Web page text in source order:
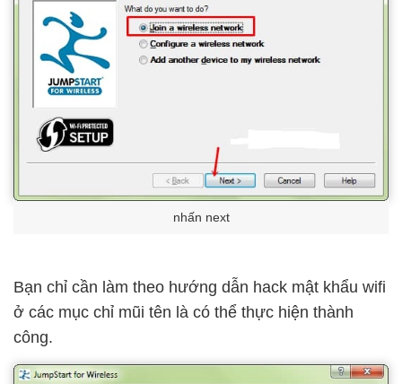
nhấn next
Bạn chỉ cần làm theo hướng dẫn hack mật khẩu wifi
ở các mục chỉ mũi tên là có thể thực hiện thành
công.